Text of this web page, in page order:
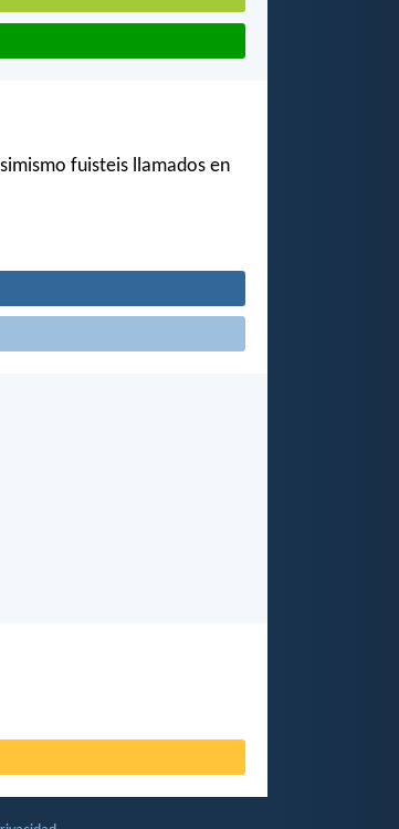
fuisteis llamados en